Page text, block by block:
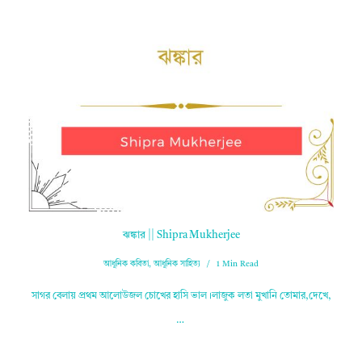
ঝঙ্কার || Shipra Mukherjee
আধুনিক কবিতা,আধুনিক সাহিত্য 1 Min Read
সাগর বেলায় প্রথম আলোউজল চোখের হাসি ভাল।লাজুক লতা মুখানি তোমার,দেখে,
…